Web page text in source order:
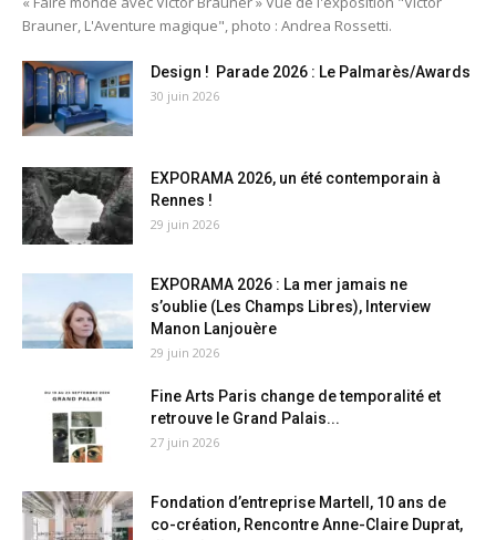
Brauner, L'Aventure magique", photo : Andrea Rossetti.
Design ! Parade 2026 : Le Palmarès/Awards
30 juin 2026
EXPORAMA 2026, un été contemporain à
Rennes !
29 juin 2026
EXPORAMA 2026 : La mer jamais ne
s’oublie (Les Champs Libres), Interview
Manon Lanjouère
29 juin 2026
Fine Arts Paris change de temporalité et
retrouve le Grand Palais...
27 juin 2026
Fondation d’entreprise Martell, 10 ans de
co-création, Rencontre Anne-Claire Duprat,